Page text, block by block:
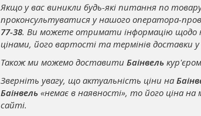
Якщо у вас виникли будь-які питання по
проконсультуватися у нашого оператора-
77-38. Ви можете отримати інформацію щодо
цінами, його вартості та термінів доставки
Також ми можемо доставити Баінвель
Зверніть увагу, що актуальність ціни на
Баінвель«немає в наявності», то його ціна
сайті.